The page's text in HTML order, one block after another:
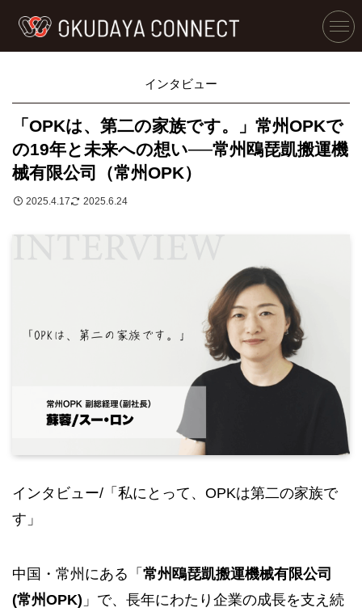
インタビュー
「OPKは、第二の家族です。」常州OPKで
の19年と未来への想い──常州鴎琵凱搬運機
械有限公司（常州OPK）
2025.4.17 2025.6.24
インタビュー/「私にとって、OPKは第二の家族で
す」
中国・常州にある「常州鴎琵凱搬運機械有限公司
(常州OPK) 」で、長年にわたり企業の成長を支え続